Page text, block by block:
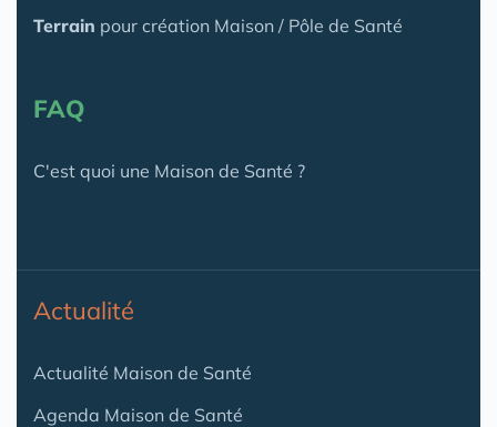
Terrain pour création Maison / Pôle de Santé
FAQ
C'est quoi une Maison de Santé ?
Actualité
Actualité Maison de Santé
Agenda Maison de Santé